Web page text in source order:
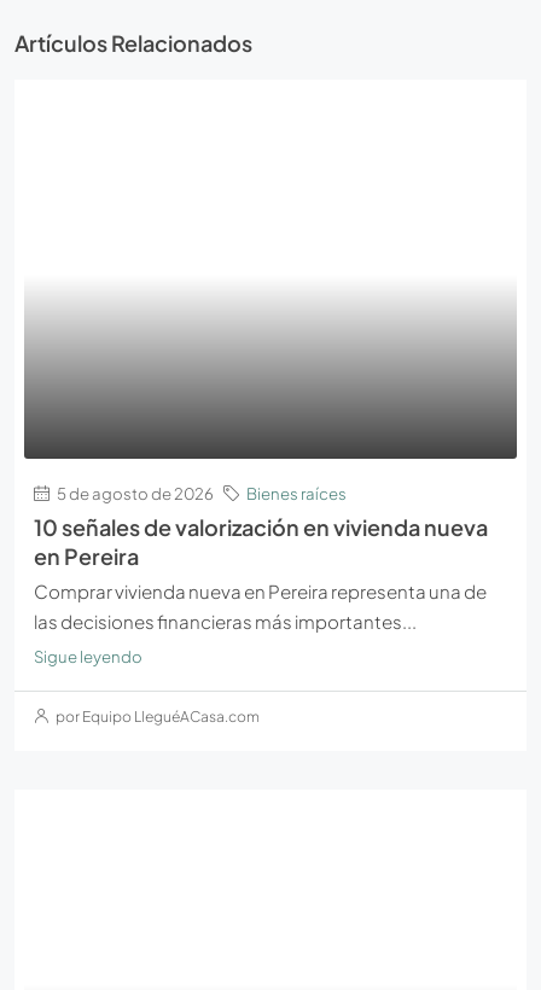
Artículos Relacionados
5 de agosto de 2026 Bienes raíces
10 señales de valorización en vivienda nueva
en Pereira
Comprar vivienda nueva en Pereira representa una de
las decisiones financieras más importantes...
Sigue leyendo
por Equipo LleguéACasa.com